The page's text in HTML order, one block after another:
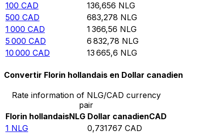
100 CAD 136,656 NLG
500 CAD 683,278 NLG
1 000 CAD 1 366,56 NLG
5 000 CAD 6 832,78 NLG
10 000 CAD 13 665,6 NLG
Convertir Florin hollandais en Dollar canadien
Rate information of NLG/CAD currency
pair
Florin hollandaisNLG Dollar canadienCAD
1 NLG 0,731767 CAD